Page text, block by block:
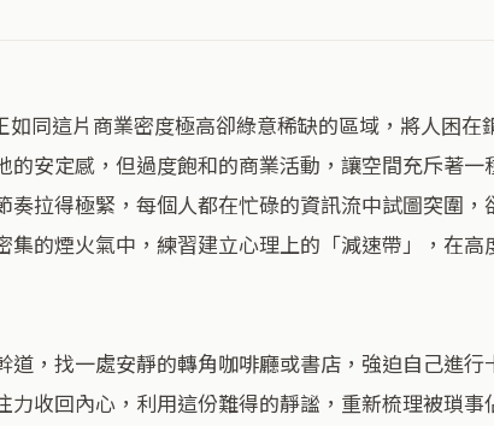
安定感，但過度飽和的商業活動，讓空間充斥著
拉得極緊，每個人都在忙碌的資訊流中試圖突圍
的煙火氣中，練習建立心理上的「減速帶」，在
，找一處安靜的轉角咖啡廳或書店，強迫自己進行
收回內心，利用這份難得的靜謐，重新梳理被瑣